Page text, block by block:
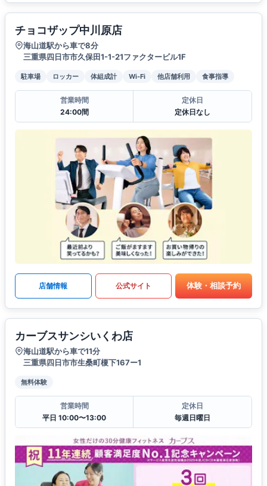
チョコザップ中川原店
海山道駅から車で8分
三重県四日市市久保田1-1-21ファクタービル1F
駐車場 ロッカー 体組成計 Wi-Fi 他店舗利用 食事指導
営業時間
24:00間
定休日
定休日なし
店舗情報 公式サイト 体験・相談予約
カーブスサンシいくわ店
海山道駅から車で11分
三重県四日市市生桑町榎下167ー1
無料体験
営業時間
平日 10:00〜13:00
定休日
毎週日曜日